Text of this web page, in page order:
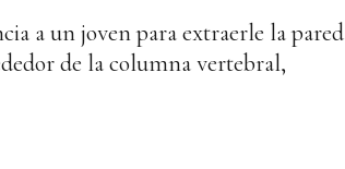
a un joven para extraerle la
de la columna vertebral,